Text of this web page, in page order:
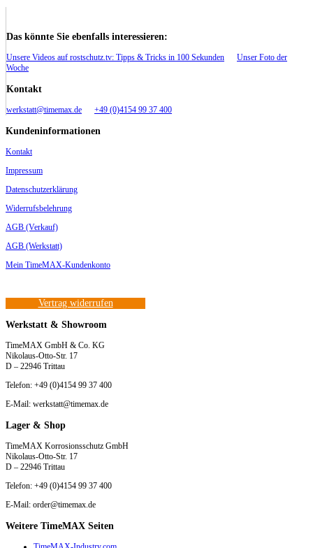
Das könnte Sie ebenfalls interessieren:
Unsere Videos auf rostschutz.tv: Tipps & Tricks in 100 Sekunden
Unser Foto der
Woche
Kontakt
werkstatt@timemax.de +49 (0)4154 99 37 400
Kundeninformationen
Kontakt
Impressum
Datenschutzerklärung
Widerrufsbelehrung
AGB (Verkauf)
AGB (Werkstatt)
Mein TimeMAX-Kundenkonto
Vertrag widerrufen
Werkstatt & Showroom
TimeMAX GmbH & Co. KG
Nikolaus-Otto-Str. 17
D – 22946 Trittau
Telefon: +49 (0)4154 99 37 400
E-Mail: werkstatt@timemax.de
Lager & Shop
TimeMAX Korrosionsschutz GmbH
Nikolaus-Otto-Str. 17
D – 22946 Trittau
Telefon: +49 (0)4154 99 37 400
E-Mail: order@timemax.de
Weitere TimeMAX Seiten